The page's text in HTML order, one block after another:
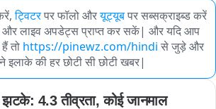
ट्विटरपर फॉलो औरयूट्यूबपर सब्सक्राइब्ड करें
और लाइव अपडेट्स प्राप्त कर सकें| और यदि आप
तो https://pinewz.com/hindi से जुड़े और
इलाके की हर छोटी सी छोटी खबर|
4.3 तीव्रता, कोई जानमाल